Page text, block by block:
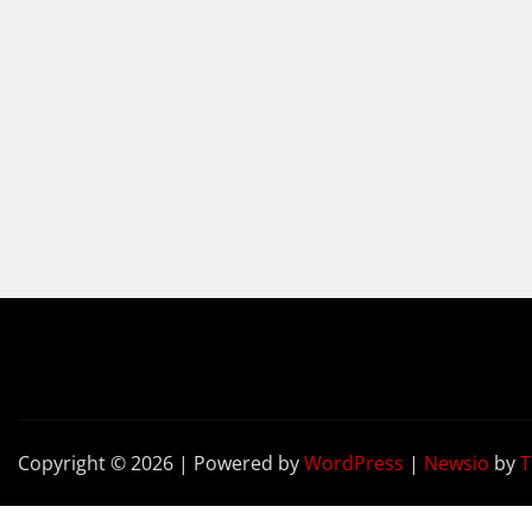
Copyright © 2026 | Powered byWordPress | Newsio by